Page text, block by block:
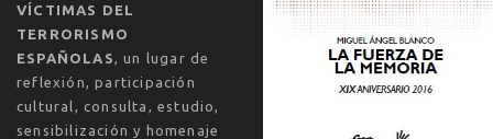
VÍCTIMAS DEL
TERRORISMO
ESPAÑOLAS
, un lugar de
reflexión, participación
cultural, consulta, estudio,
sensibilización y homenaje